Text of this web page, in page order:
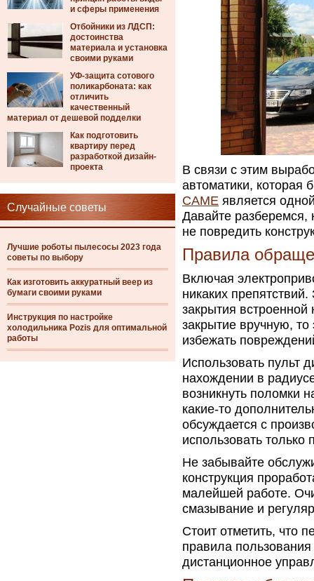
и сферы применения
Отбойники из ЛДСП:
достоинства
материала и установка
своими руками
УФ-защита сотового
поликарбоната: как
отличить
качественный
материал от дешевой подделки
Как подготовить
квартиру перед
разработкой дизайн-
проекта
Случайные советы
Лучшие роботы пылесосы 2023 года
советы по выбору
Как изготовить аккуратный веер из
бумаги своими руками
Инструкция по настройке
холодильника Pozis для оптимальной
работы
В связи с этим
автоматики,
CAME является
Давайте разберемся,
не повредить
Правила
Включая
никаких
закрытия
закрытие вручную,
избежать
Использовать пульт
нахождении в
возникнуть поломки
какие-то
обсуждается с
использовать
Не забывайте
конструкция
малейшей работе.
смазывание и
Стоит отметить, что
правила пользования
дистанционное